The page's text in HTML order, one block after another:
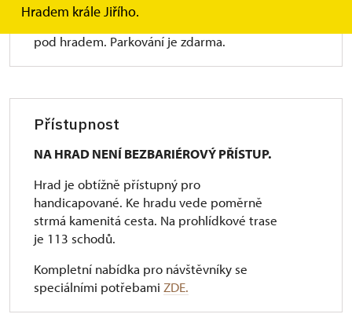
Hradem krále Jiřího.
Parkoviště pro osobní automobily je v obci
pod hradem. Parkování je zdarma.
Přístupnost
NA HRAD NENÍ BEZBARIÉROVÝ PŘÍSTUP.
Hrad je obtížně přístupný pro
handicapované. Ke hradu vede poměrně
strmá kamenitá cesta. Na prohlídkové trase
je 113 schodů.
Kompletní nabídka pro návštěvníky se
speciálními potřebami ZDE.